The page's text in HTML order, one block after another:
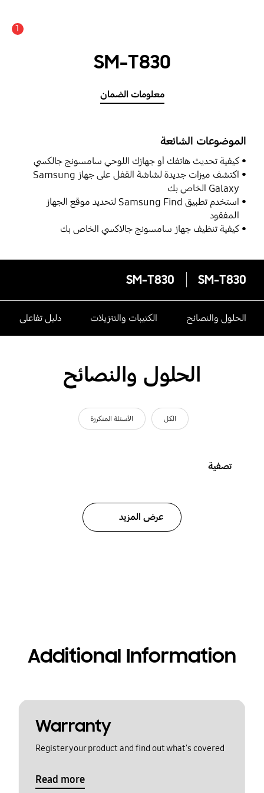
1
SM-T830
معلومات الضمان
الموضوعات الشائعة
كيفية تحديث هاتفك أو جهازك اللوحي سامسونج جالكسي
اكتشف ميزات جديدة لشاشة القفل على جهاز Samsung
Galaxy الخاص بك
استخدم تطبيق Samsung Find لتحديد موقع الجهاز
المفقود
كيفية تنظيف جهاز سامسونج جالاكسي الخاص بك
SM-T830
SM-T830
الحلول والنصائح الكتيبات والتنزيلات دليل تفاعلى
الحلول والنصائح
الكل الأسئلة المتكررة
تصفية
عرض المزيد
Additional Information
Warranty
Register your product and find out what's covered
Read more